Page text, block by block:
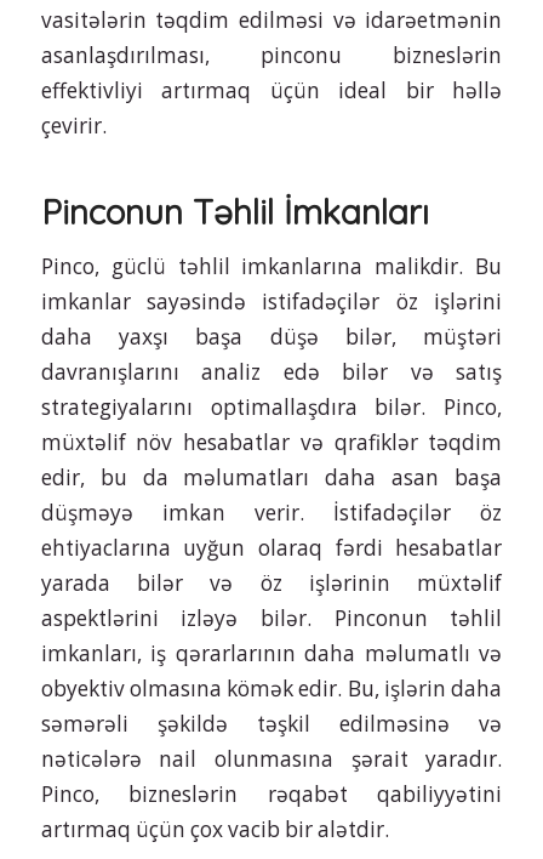
vasitələrin təqdim edilməsi və idarəetmənin
asanlaşdırılması, pinconu bizneslərin
effektivliyi artırmaq üçün ideal bir həllə
çevirir.
Pinconun Təhlil İmkanları
Pinco, güclü təhlil imkanlarına malikdir. Bu
imkanlar sayəsində istifadəçilər öz işlərini
daha yaxşı başa düşə bilər, müştəri
davranışlarını analiz edə bilər və satış
strategiyalarını optimallaşdıra bilər. Pinco,
müxtəlif növ hesabatlar və qrafiklər təqdim
edir, bu da məlumatları daha asan başa
düşməyə imkan verir. İstifadəçilər öz
ehtiyaclarına uyğun olaraq fərdi hesabatlar
yarada bilər və öz işlərinin müxtəlif
aspektlərini izləyə bilər. Pinconun təhlil
imkanları, iş qərarlarının daha məlumatlı və
obyektiv olmasına kömək edir. Bu, işlərin daha
səmərəli şəkildə təşkil edilməsinə və
nəticələrə nail olunmasına şərait yaradır.
Pinco, bizneslərin rəqabət qabiliyyətini
artırmaq üçün çox vacib bir alətdir.